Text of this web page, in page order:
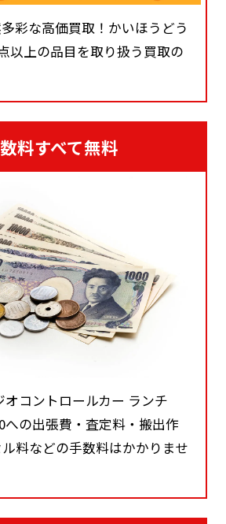
彩な高価買取！かいほうどう
以上の品目を取り扱う買取の
料すべて無料
オコントロールカー ランチ
への出張費・査定料・搬出作
料などの手数料はかかりませ